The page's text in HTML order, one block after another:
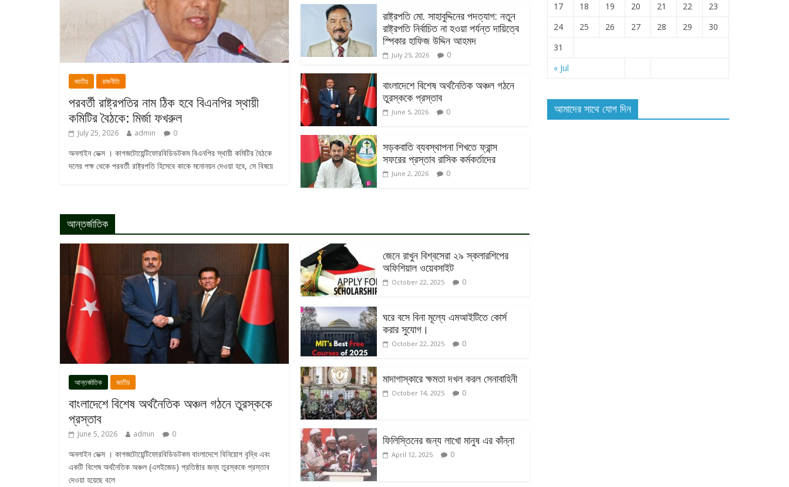
জাতীয় রাজনীতি
পরবর্তী রাষ্ট্রপতির নাম ঠিক হবে বিএনপির স্থায়ী
কমিটির বৈঠকে: মির্জা ফখরুল
July 25, 2026 admin 0
অনলাইন ডেক্স । কাগজটোয়েন্টিফোরবিডিডটকম বিএনপির স্থায়ী কমিটির বৈঠকে
দলের পক্ষ থেকে পরবর্তী রাষ্ট্রপতি হিসেবে কাকে মনোনয়ন দেওয়া হবে, সে বিষয়ে
রাষ্ট্রপতি মো. সাহাবুদ্দিনের পদত্যাগ: নতুন
রাষ্ট্রপতি নির্বাচিত না হওয়া পর্যন্ত দায়িত্বে
স্পিকার হাফিজ উদ্দিন আহমদ
July 25, 2026 0
বাংলাদেশে বিশেষ অর্থনৈতিক অঞ্চল গঠনে
তুরস্ককে প্রস্তাব
June 5, 2026 0
সড়কবাতি ব্যবস্থাপনা শিখতে ফ্রান্স
সফরের প্রস্তাব রাসিক কর্মকর্তাদের
June 2, 2026 0
আন্তর্জাতিক
আন্তর্জাতিক জাতীয়
বাংলাদেশে বিশেষ অর্থনৈতিক অঞ্চল গঠনে তুরস্ককে
প্রস্তাব
June 5, 2026 admin 0
অনলাইন ডেক্স । কাগজটোয়েন্টিফোরবিডিডটকম বাংলাদেশে বিনিয়োগ বৃদ্ধি এবং
একটি বিশেষ অর্থনৈতিক অঞ্চল (এসইজেড) প্রতিষ্ঠার জন্য তুরস্ককে প্রস্তাব
দেওয়া হয়েছে বলে
জেনে রাখুন বিশ্বসেরা ২৯ স্কলারশিপের
অফিশিয়াল ওয়েবসাইট
October 22, 2025 0
ঘরে বসে বিনা মূল্যে এমআইটিতে কোর্স
করার সুযোগ।
October 22, 2025 0
মাদাগাস্কারে ক্ষমতা দখল করল সেনাবাহিনী
October 14, 2025 0
ফিলিস্তিনের জন্য লাখো মানুষ এর কাঁন্না
April 12, 2025 0
« Jul
17
18 19 20 21 22
23
24
25 26 27 28 29
30
31
আমাদের সাথে যোগ দিন